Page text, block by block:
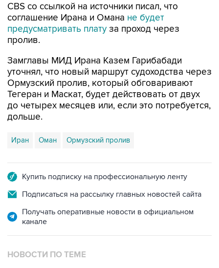
CBS со ссылкой на источники писал, что
соглашение Ирана и Омана не будет
предусматривать плату за проход через
пролив.
Замглавы МИД Ирана Казем Гарибабади
уточнял, что новый маршрут судоходства через
Ормузский пролив, который обговаривают
Тегеран и Маскат, будет действовать от двух
до четырех месяцев или, если это потребуется,
дольше.
Иран Оман Ормузский пролив
Купить подписку на профессиональную ленту
Подписаться на рассылку главных новостей сайта
Получать оперативные новости в официальном
канале
НОВОСТИ ПО ТЕМЕ